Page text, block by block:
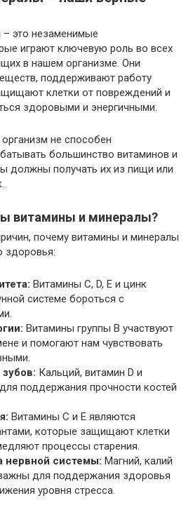
это незаменимые
играют ключевую роль во всех
в нашем организме. Они
поддерживают работу
клетки от повреждений и
здоровыми и энергичными.
не способен
большинство витаминов и
должны получать их из пищи или
витамины и минералы?
почему витамины и минералы
здоровья:
Витамины C, D, E и цинк
системе бороться с
Витамины группы B участвуют
и помогают нам чувствовать
Кальций, витамин D и
поддержания прочности костей
Витамины C и E являются
которые защищают клетки
процессы старения.
нервной системы: Магний, калий
для поддержания здоровья
уровня стресса.